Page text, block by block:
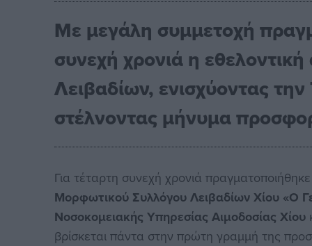
Με μεγάλη συμμετοχή
συνεχή χρονιά η
Λειβαδίων, ενισχύοντας
στέλνοντας μήνυμα
Για τέταρτη συνεχή χρονιά
Μορφωτικού Συλλόγου Λειβαδίων Χίου «Ο
Νοσοκομειακής Υπηρεσίας Αιμοδοσίας Χίου
βρίσκεται πάντα στην πρώτη γραμμή της